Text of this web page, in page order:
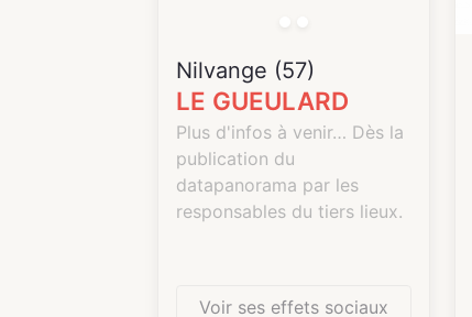
Nilvange (57)
LE GUEULARD
Plus d'infos à venir… Dès la
publication du
datapanorama par les
responsables du tiers lieux.
Voir ses effets sociaux